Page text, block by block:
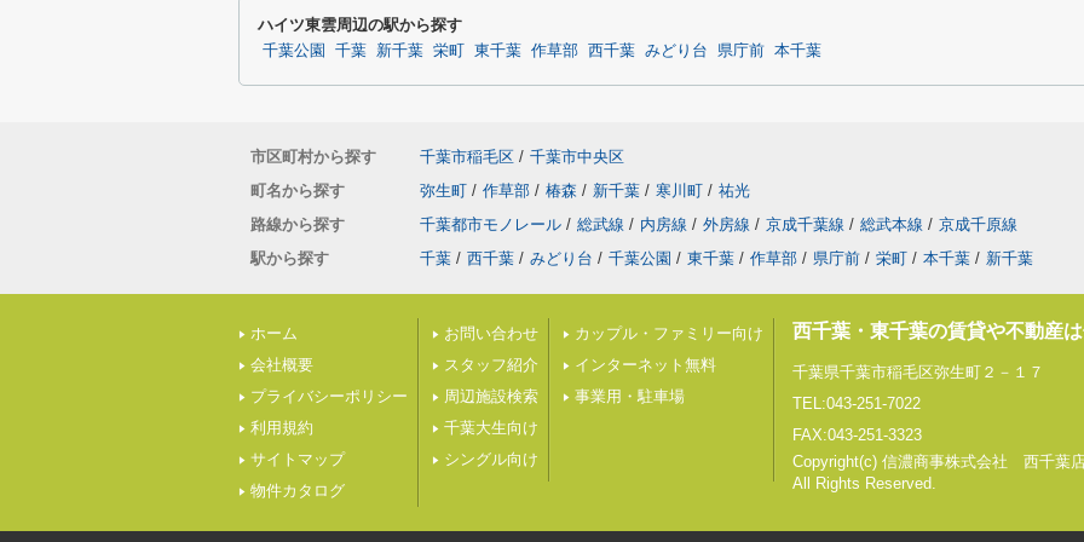
ハイツ東雲周辺の駅から探す
千葉公園 千葉 新千葉 栄町 東千葉 作草部 西千葉 みどり台 県庁前 本千葉
市区町村から探す 千葉市稲毛区 / 千葉市中央区
町名から探す
弥生町 / 作草部 / 椿森 / 新千葉 / 寒川町 / 祐光
路線から探す
千葉都市モノレール / 総武線 / 内房線 / 外房線 / 京成千葉線 / 総武本線 / 京成千原線
駅から探す
千葉 / 西千葉 / みどり台 / 千葉公園 / 東千葉 / 作草部 / 県庁前 / 栄町 / 本千葉 / 新千葉
ホーム
会社概要
プライバシーポリシー
利用規約
サイトマップ
物件カタログ
お問い合わせ
スタッフ紹介
周辺施設検索
千葉大生向け
シングル向け
カップル・ファミリー向け
インターネット無料
事業用・駐車場
西千葉・東千葉の賃貸や不動産は
千葉県千葉市稲毛区弥生町２－１７
TEL:043-251-7022
FAX:043-251-3323
Copyright(c) 信濃商事株式会社 西千葉
All Rights Reserved.